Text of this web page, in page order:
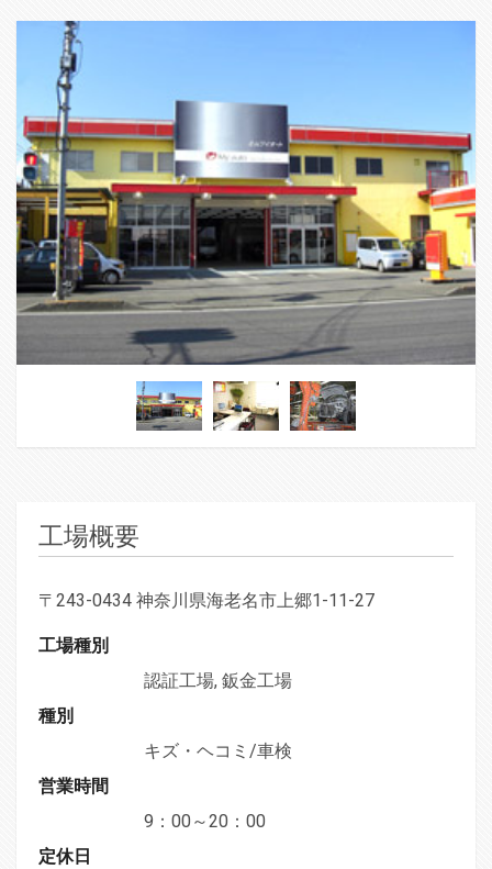
工場概要
〒243-0434 神奈川県海老名市上郷1-11-27
工場種別
認証工場, 鈑金工場
種別
キズ・ヘコミ/車検
営業時間
9：00～20：00
定休日